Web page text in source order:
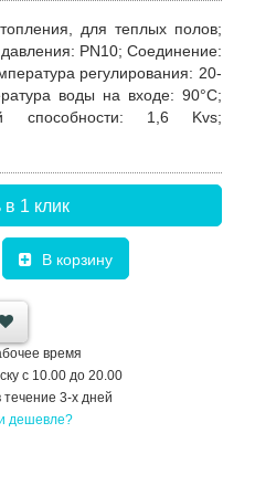
для теплых полов;
: PN10;Соединение:
регулирования: 20-
воды на входе: 90°С;
способности: 1,6 Kvs;
в 1 клик
В корзину
время
с 10.00 до 20.00
3-х дней
дешевле?